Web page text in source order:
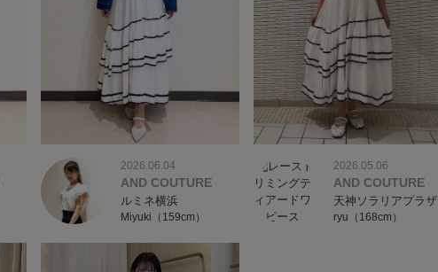
2026.06.04
AND COUTURE
ルミネ横浜
Miyuki（159cm）
2026.05.06
AND COUTURE
天神ソラリアプラザ
ryu（168cm）